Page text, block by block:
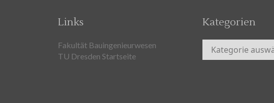
Links
Fakultät Bauingenieurwesen
TU Dresden Startseite
Kategorien
Kategorien